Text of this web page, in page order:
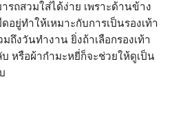
รถสวมใส่ได้ง่าย เพราะด้านข้าง
อยู่ทำให้เหมาะกับการเป็นรองเท้า
ถึงวันทำงาน ยิ่งถ้าเลือกรองเท้า
บ หรือผ้ากำมะหยี่ก็จะช่วยให้ดูเป็น